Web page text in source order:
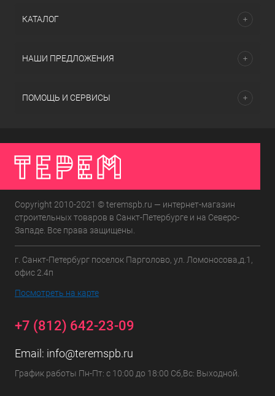
КАТАЛОГ
НАШИ ПРЕДЛОЖЕНИЯ
ПОМОЩЬ И СЕРВИСЫ
Copyright 2010-2021 © teremspb.ru — интернет-магазин
строительных товаров в Санкт-Петербурге и на Северо-
Западе. Все права защищены.
г. Санкт-Петербург поселок Парголово, ул. Ломоносова,д.1,
офис 2.4п
Посмотреть на карте
+7 (812) 642-23-09
Email: info@teremspb.ru
График работы Пн-Пт: с 10:00 до 18:00 Сб,Вс: Выходной.